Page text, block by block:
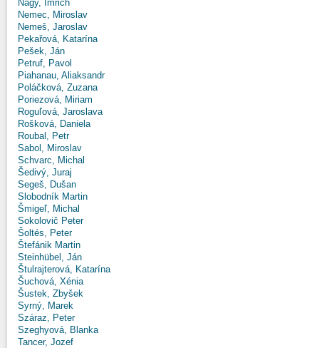
Nagy, Imrich
Nemec, Miroslav
Nemeš, Jaroslav
Pekařová, Katarína
Pešek, Ján
Petruf, Pavol
Piahanau, Aliaksandr
Poláčková, Zuzana
Poriezová, Miriam
Roguľová, Jaroslava
Rošková, Daniela
Roubal, Petr
Sabol, Miroslav
Schvarc, Michal
Šedivý, Juraj
Segeš, Dušan
Slobodník Martin
Šmigeľ, Michal
Sokolovič Peter
Šoltés, Peter
Štefánik Martin
Steinhübel, Ján
Štulrajterová, Katarína
Šuchová, Xénia
Šustek, Zbyšek
Syrný, Marek
Száraz, Peter
Szeghyová, Blanka
Tancer, Jozef